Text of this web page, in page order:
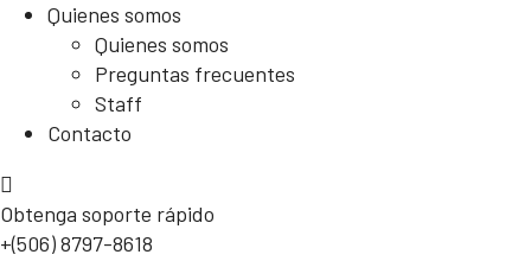
Quienes somos
Quienes somos
Preguntas frecuentes
Staff
Contacto
Obtenga soporte rápido
+(506) 8797-8618